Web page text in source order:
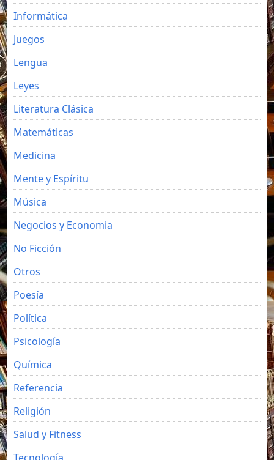
Informática
Juegos
Lengua
Leyes
Literatura Clásica
Matemáticas
Medicina
Mente y Espíritu
Música
Negocios y Economia
No Ficción
Otros
Poesía
Política
Psicología
Química
Referencia
Religión
Salud y Fitness